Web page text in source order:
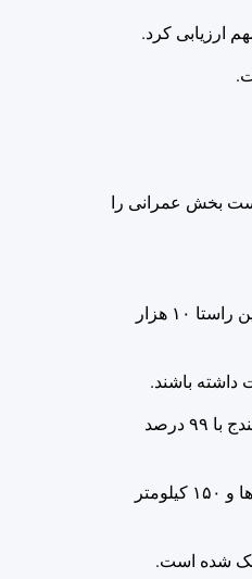
ارزیابی کرد.
بخش عمرانی را
معاون هماهنگی امور عمرانی استاندار کردستان بیان کرد: بنیاد مسکن استان مسئول بازسازی ۲۰ هزار واحد مسکن روستایی بوده که در این راستا ۱۰ هزار
وی به تکمیل ۲ پروژه شاخص استان نیز اشاره کرد و افزود: تحویل بیمارستان سقز به دانشگاه علوم پزشکی و تکمیل ورزشگاه ۲۲ گلان سنندج با ۹۹ درصد
معاون هماهنگی امور عمرانی استاندار کردستان، با اشاره به اهمیت ایجاد فضای سبز در استان، گفت: ۲۵۰ هکتار فضای سبز در داخل شهرها و ۱۵۰ کیلومتر